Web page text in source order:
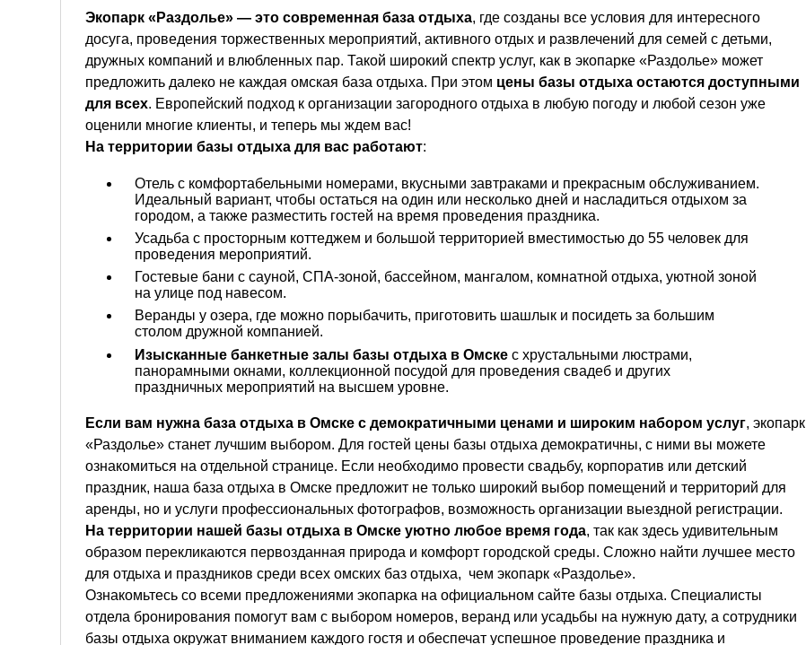
Экопарк «Раздолье» — это современная база отдыха, где созданы все условия для интересного
досуга, проведения торжественных мероприятий, активного отдых и развлечений для семей с детьми,
дружных компаний и влюбленных пар. Такой широкий спектр услуг, как в экопарке «Раздолье» может
предложить далеко не каждая омская база отдыха. При этом цены базы отдыха остаются доступными
для всех. Европейский подход к организации загородного отдыха в любую погоду и любой сезон уже
оценили многие клиенты, и теперь мы ждем вас!
На территории базы отдыха для вас работают:
Отель с комфортабельными номерами, вкусными завтраками и прекрасным обслуживанием.
Идеальный вариант, чтобы остаться на один или несколько дней и насладиться отдыхом за
городом, а также разместить гостей на время проведения праздника.
Усадьба с просторным коттеджем и большой территорией вместимостью до 55 человек для
проведения мероприятий.
Гостевые бани с сауной, СПА-зоной, бассейном, мангалом, комнатной отдыха, уютной зоной
на улице под навесом.
Веранды у озера, где можно порыбачить, приготовить шашлык и посидеть за большим
столом дружной компанией.
Изысканные банкетные залы базы отдыха в Омскес хрустальными люстрами,
панорамными окнами, коллекционной посудой для проведения свадеб и других
праздничных мероприятий на высшем уровне.
Если вам нужна база отдыха в Омске с демократичными ценами и широким набором услуг, экопарк
«Раздолье» станет лучшим выбором. Для гостей цены базы отдыха демократичны, с ними вы можете
ознакомиться на отдельной странице. Если необходимо провести свадьбу, корпоратив или детский
праздник, наша база отдыха в Омске предложит не только широкий выбор помещений и территорий для
аренды, но и услуги профессиональных фотографов, возможность организации выездной регистрации.
На территории нашей базы отдыха в Омске уютно любое время года, так как здесь удивительным
образом перекликаются первозданная природа и комфорт городской среды. Сложно найти лучшее место
для отдыха и праздников среди всех омских баз отдыха, чем экопарк «Раздолье».
Ознакомьтесь со всеми предложениями экопарка на официальном сайте базы отдыха. Специалисты
отдела бронирования помогут вам с выбором номеров, веранд или усадьбы на нужную дату, а сотрудники
базы отдыха окружат вниманием каждого гостя и обеспечат успешное проведение праздника и